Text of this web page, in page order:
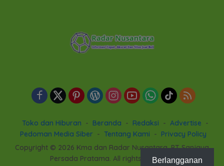
Toko dan Hiburan Beranda Redaksi
Advertise
Pedoman Media Siber
Tentang Kami
Privacy Policy
Copyright © 2026 Kma dan Radar Nusantara. PT Sanjaya
Persada Pratama. All rights reservedBerlangganan